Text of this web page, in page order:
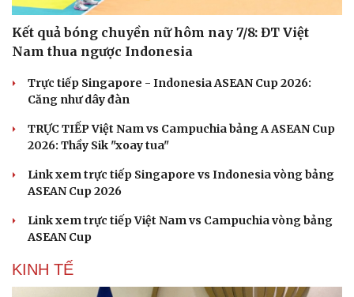
Kết quả bóng chuyền nữ hôm nay 7/8: ĐT Việt
Nam thua ngược Indonesia
Trực tiếp Singapore - Indonesia ASEAN Cup 2026:
Căng như dây đàn
TRỰC TIẾP Việt Nam vs Campuchia bảng A ASEAN Cup
2026: Thầy Sik "xoay tua"
Link xem trực tiếp Singapore vs Indonesia vòng bảng
ASEAN Cup 2026
Link xem trực tiếp Việt Nam vs Campuchia vòng bảng
ASEAN Cup
KINH TẾ